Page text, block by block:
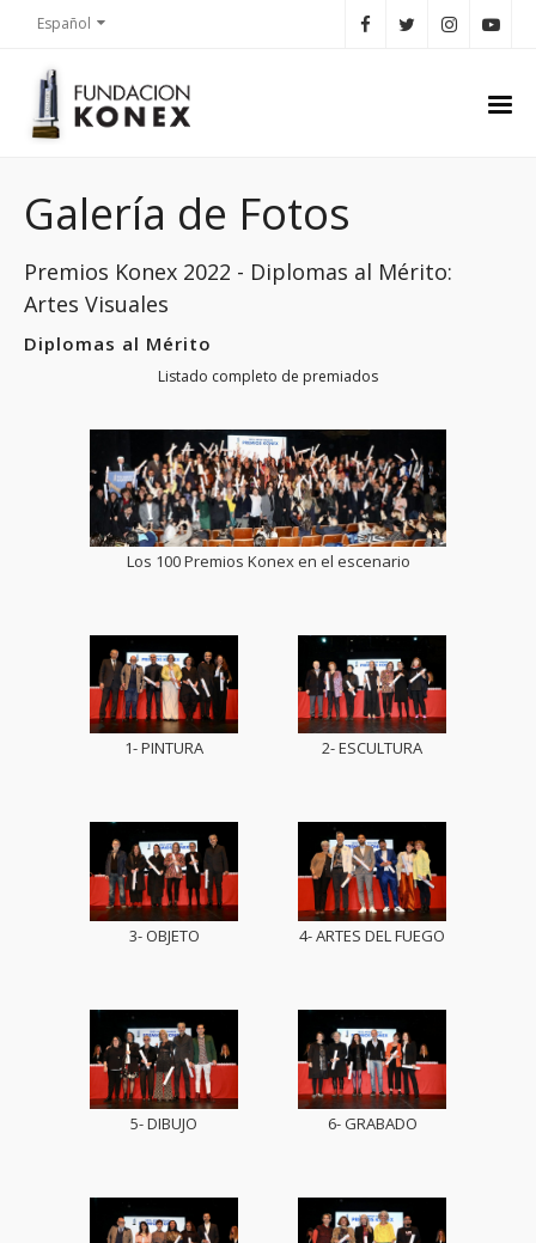
Español
Galería de Fotos
Premios Konex 2022 - Diplomas al Mérito:
Artes Visuales
Diplomas al Mérito
Listado completo de premiados
Los 100 Premios Konex en el escenario
1- PINTURA 2- ESCULTURA
3- OBJETO 4- ARTES DEL FUEGO
5- DIBUJO 6- GRABADO